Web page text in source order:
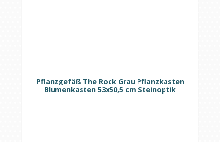
Pflanzgefäß The Rock Grau Pflanzkasten
Blumenkasten 53x50,5 cm Steinoptik